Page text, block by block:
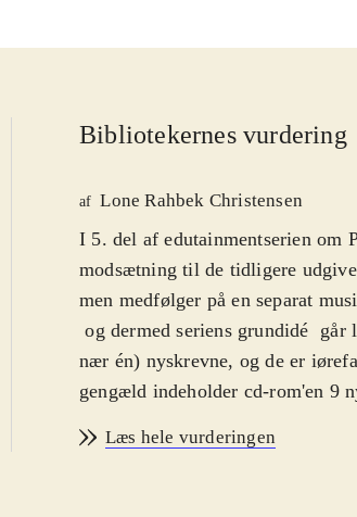
Bibliotekernes vurdering
af Lone Rahbek Christensen
I 5. del af edutainmentserien om
modsætning til de tidligere
men medfølger på en separat
 og dermed seriens grundidé 
nær én) nyskrevne, og de er
gengæld indeholder cd-rom'en 9
egen skikkelse tilbage, men man
Læs hele vurderingen